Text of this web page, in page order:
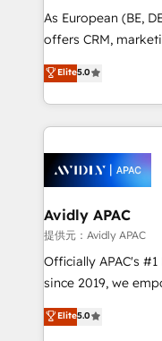
strategy, executed
results. The
Mindedness, and Clarity. We are driven to
collective good of
things are happening.
As European (BE,
offers CRM,
integration
and enterprise customers. We ensure
service and
most effective
integrated buyers
Brussels, Munich, Cologne "Köln", Paris, Amsterdam
and Stockholm Elixir is a first mover and leader
when it comes to
implementations,
acumen, process
integrate HubSpot
Elite5.0
Avidly APAC
提供元：Avidly APAC
Officially APAC's
since 2019, we empower businesses in Australia,
New Zealand, and
potential through
Elite5.0